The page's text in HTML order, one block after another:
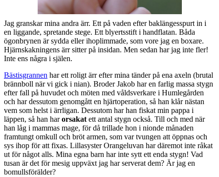
Jag granskar mina andra ärr. Ett på vaden efter baklängesspurt in i
en liggande, spretande stege. Ett blyertsstift i handflatan. Båda
ögonbrynen är sydda eller ihoplimmade, som vore jag en boxare.
Hjärnskakningens ärr sitter på insidan. Men sedan har jag inte fler!
Inte ens några i själen.
Bästisgrannen har ett roligt ärr efter mina tänder på ena axeln (brutal
brännboll när vi gick i nian). Broder Jakob har en farlig massa stygn
efter fall på huvudet och möten med våldsverkare i Humlegården
och har dessutom genomgått en hjärtoperation, så han klår nästan
vem som helst i ärrligan. Dessutom har han fiskat min pappa i
läppen, så han harorsakat ett antal stygn också. Till och med när
han låg i mammas mage, för då trillade hon i nionde månaden
framtungt omkull och bröt armen, som var tvungen att öppnas och
sys ihop för att fixas. Lillasyster Orangeluvan har däremot inte råkat
ut för något alls. Mina egna barn har inte sytt ett enda stygn! Vad
tusan är det för mesig uppväxt jag har serverat dem? Är jag en
bomullsförälder?